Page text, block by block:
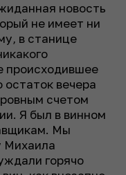
новость
не имеет ни
в станице
происходившее
остаток вечера
счетом
Я был в винном
Мы
Михаила
горячо